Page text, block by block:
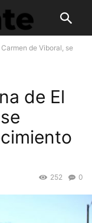
de Viboral, se
de El
0
252